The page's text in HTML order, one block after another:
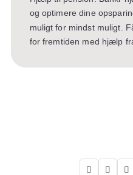
og optimere dine
muligt for mindst muligt.
for fremtiden med hjælp
  